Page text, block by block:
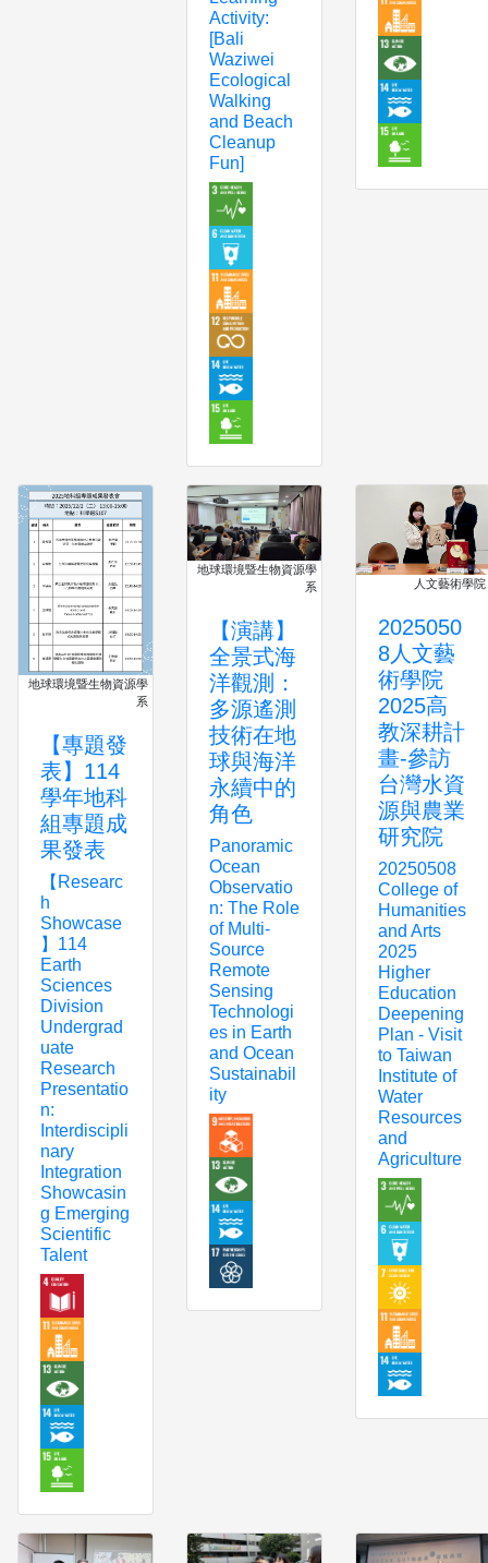
Activity:
[Bali
Waziwei
Ecological
Walking
and Beach
Cleanup
Fun]
地球環境暨生物資源學
系
【專題發
表】114
學年地科
組專題成
果發表
【Researc
h
Showcase
】114
Earth
Sciences
Division
Undergrad
uate
Research
Presentatio
n:
Interdiscipli
nary
Integration
Showcasin
g Emerging
Scientific
Talent
地球環境暨生物資源學
系
【演講】
全景式海
洋觀測：
多源遙測
技術在地
球與海洋
永續中的
角色
Panoramic
Ocean
Observatio
n: The Role
of Multi-
Source
Remote
Sensing
Technologi
es in Earth
and Ocean
Sustainabil
ity
人文藝術學院
2025050
8人文藝
術學院
2025高
教深耕計
畫-參訪
台灣水資
源與農業
研究院
20250508
College of
Humanities
and Arts
2025
Higher
Education
Deepening
Plan - Visit
to Taiwan
Institute of
Water
Resources
and
Agriculture